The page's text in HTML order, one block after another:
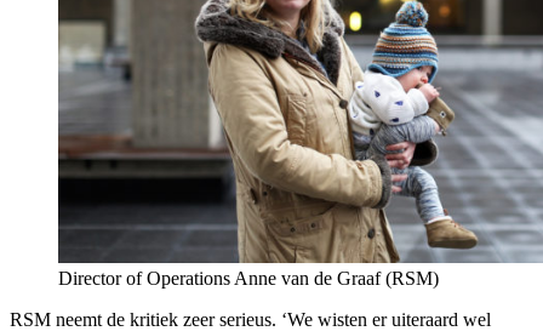
Director of Operations Anne van de Graaf (RSM)
RSM neemt de kritiek zeer serieus. ‘We wisten er uiteraard wel